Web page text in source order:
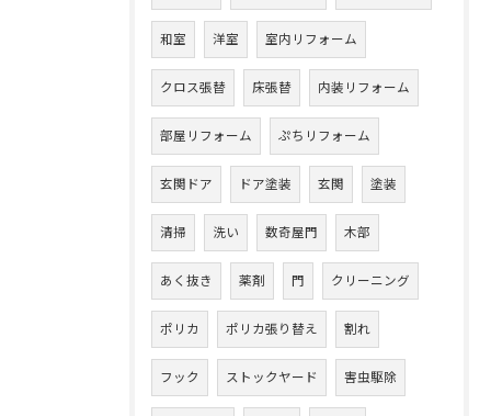
和室 洋室 室内リフォーム
クロス張替 床張替 内装リフォーム
部屋リフォーム ぷちリフォーム
玄関ドア ドア塗装 玄関 塗装
清掃 洗い 数奇屋門 木部
あく抜き 薬剤 門 クリーニング
ポリカ ポリカ張り替え 割れ
フック ストックヤード 害虫駆除